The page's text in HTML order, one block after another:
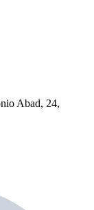
Abad, 24,